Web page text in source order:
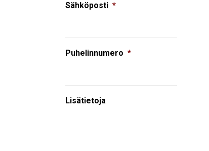
Sähköposti *
Puhelinnumero *
Lisätietoja